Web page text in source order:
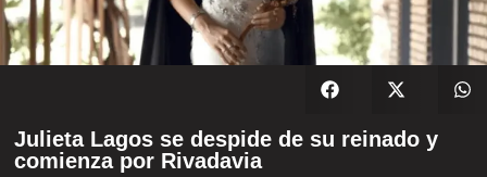
Julieta Lagos se despide de su reinado y
comienza por Rivadavia